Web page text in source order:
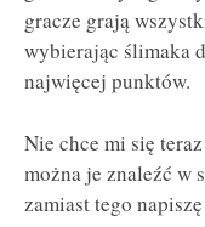
gracze grają
wybierając ślimaka
najwięcej punktów.
Nie chce mi się
można je znaleźć w
zamiast tego